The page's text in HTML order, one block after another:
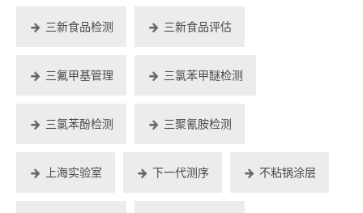
三新食品检测 三新食品评估
三氟甲基管理 三氯苯甲醚检测
三氯苯酚检测 三聚氰胺检测
上海实验室 下一代测序 不粘锅涂层